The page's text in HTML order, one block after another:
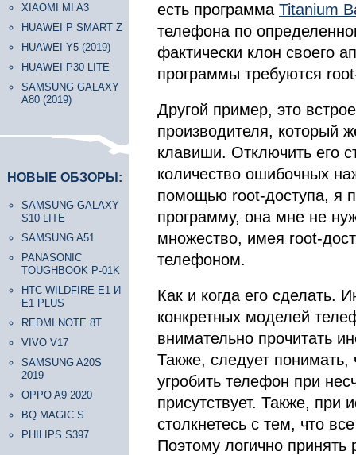
XIAOMI MI A3
HUAWEI P SMART Z
HUAWEI Y5 (2019)
HUAWEI P30 LITE
SAMSUNG GALAXY
A80 (2019)
НОВЫЕ ОБЗОРЫ:
SAMSUNG GALAXY
S10 LITE
SAMSUNG A51
PANASONIC
TOUGHBOOK P-01K
HTC WILDFIRE E1 И
E1 PLUS
REDMI NOTE 8T
VIVO V17
SAMSUNG A20S
2019
OPPO A9 2020
BQ MAGIC S
PHILIPS S397
есть программа Titanium
телефона по
фактически клон своего
программы требуются
Другой пример, это
производителя, который
клавиши. Отключить его
количество ошибочных
помощью root-доступа, я
программу, она мне не
множество, имея root-
телефоном.
Как и когда его сделать.
конкретных моделей
внимательно прочитать
Также, следует
угробить телефон при
присутствует. Также, при
столкнетесь с тем, что
Поэтому логично